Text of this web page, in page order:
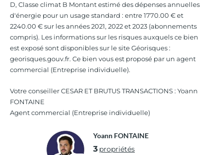
D, Classe climat B Montant estimé des dépenses annuelles
d'énergie pour un usage standard : entre 1770.00 € et
2240.00 € sur les années 2021, 2022 et 2023 (abonnements
compris). Les informations sur les risques auxquels ce bien
est exposé sont disponibles sur le site Géorisques :
georisques.gouv.fr. Ce bien vous est proposé par un agent
commercial (Entreprise individuelle).
Votre conseiller CESAR ET BRUTUS TRANSACTIONS : Yoann
FONTAINE
Agent commercial (Entreprise individuelle)
Yoann FONTAINE
3 propriétés